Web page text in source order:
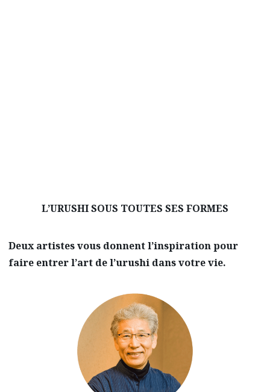
L’URUSHI SOUS TOUTES SES FORMES
Deux artistes vous donnent l’inspiration pour
faire entrer l’art de l’urushi dans votre vie.